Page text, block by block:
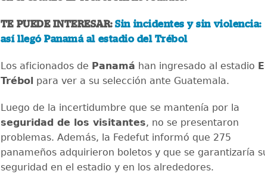
TE PUEDE INTERESAR:Sin incidentes y sin violencia:
así llegó Panamá al estadio del Trébol
Los aficionados de Panamá han ingresado al estadio
Trébol para ver a su selección ante Guatemala.
Luego de la incertidumbre que se mantenía por la
seguridad de los visitantes, no se presentaron
problemas. Además, la Fedefut informó que 275
panameños adquirieron boletos y que se garantizaría
seguridad en el estadio y en los alrededores.